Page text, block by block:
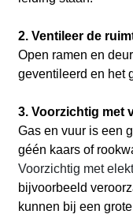
2. Ventileer de
Open ramen en
geventileerd en het
3. Voorzichtig met
Gas en vuur is een
géén kaars of
Voorzichtig met
bijvoorbeeld
kunnen bij een